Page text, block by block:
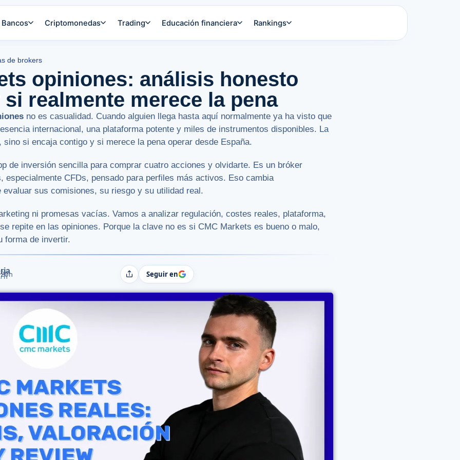
Bancos Criptomonedas Trading Educación financiera Rankings
de brokers
opiniones: análisis honesto
realmente merece la pena
no es casualidad. Cuando alguien llega hasta aquí normalmente ya ha visto que
internacional, una plataforma potente y miles de instrumentos disponibles. La
sino si encaja contigo y si merece la pena operar desde España.
de inversión sencilla para comprar cuatro acciones y olvidarte. Es un bróker
especialmente CFDs, pensado para perfiles más activos. Eso cambia
evaluar sus comisiones, su riesgo y su utilidad real.
ni promesas vacías. Vamos a analizar regulación, costes reales, plataforma,
repite en las opiniones. Porque la clave no es si CMC Markets es bueno o malo,
forma de invertir.
CompartirSeguir en